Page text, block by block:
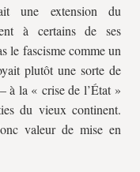
une extension du
à certains de ses
le fascisme comme un
plutôt une sorte de
à la « crise de l’État »
du vieux continent.
valeur de mise en